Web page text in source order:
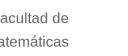
de